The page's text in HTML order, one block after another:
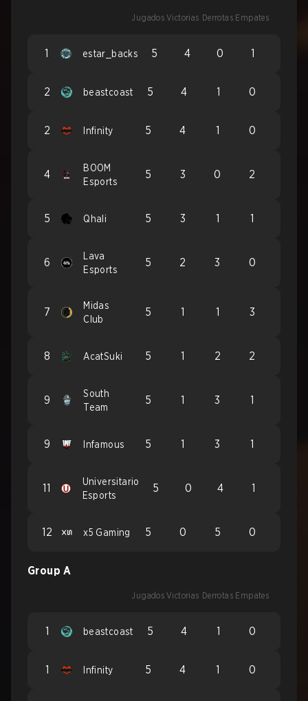
Jugados Victorias Derrotas Empates
1 estar_backs 5 4 0 1
2 beastcoast 5 4 1 0
2 Infinity 5 4 1 0
4
BOOM
Esports
5 3 0 2
5 Qhali 5 3 1 1
6
Lava
Esports
5 2 3 0
7
Midas
Club
5 1 1 3
8 AcatSuki 5 1 2 2
9
South
Team
5 1 3 1
9 Infamous 5 1 3 1
11
Universitario
Esports
5 0 4 1
12 x5 Gaming 5 0 5 0
Group A
Jugados Victorias Derrotas Empates
1 beastcoast 5 4 1 0
1 Infinity 5 4 1 0